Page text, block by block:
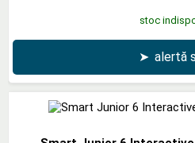
stoc
➤ alertă